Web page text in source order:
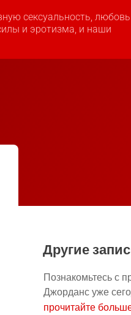
сексуальность, любовь
и эротизма, и наши
Другие
Познакомьтесь с
Джорданс уже
прочитайте